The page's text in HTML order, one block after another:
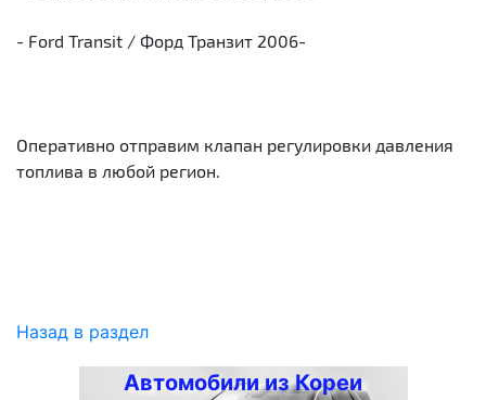
- Ford Transit / Форд Транзит 2006-
Оперативно отправим клапан регулировки давления
топлива в любой регион.
Назад в раздел
Автомобили из Кореи